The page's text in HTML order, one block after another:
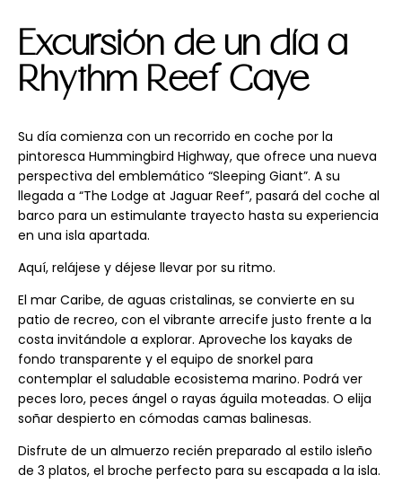
Excursión de un día a
Rhythm Reef Caye
Su día comienza con un recorrido en coche por la
pintoresca Hummingbird Highway, que ofrece una nueva
perspectiva del emblemático “Sleeping Giant”. A su
llegada a “The Lodge at Jaguar Reef”, pasará del coche al
barco para un estimulante trayecto hasta su experiencia
en una isla apartada.
Aquí, relájese y déjese llevar por su ritmo.
El mar Caribe, de aguas cristalinas, se convierte en su
patio de recreo, con el vibrante arrecife justo frente a la
costa invitándole a explorar. Aproveche los kayaks de
fondo transparente y el equipo de snorkel para
contemplar el saludable ecosistema marino. Podrá ver
peces loro, peces ángel o rayas águila moteadas. O elija
soñar despierto en cómodas camas balinesas.
Disfrute de un almuerzo recién preparado al estilo isleño
de 3 platos, el broche perfecto para su escapada a la isla.